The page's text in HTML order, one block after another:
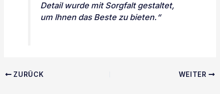
Detail wurde mit Sorgfalt gestaltet,
um Ihnen das Beste zu bieten.“
ZURÜCK WEITER